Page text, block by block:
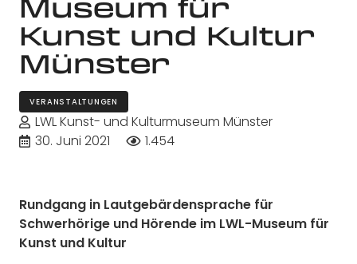
Kunst und Kultur
Münster
VERANSTALTUNGEN
LWL Kunst- und Kulturmuseum Münster
30. Juni 2021
1.454
Rundgang in Lautgebärdensprache für
Schwerhörige und Hörende im LWL-Museum für
Kunst und Kultur